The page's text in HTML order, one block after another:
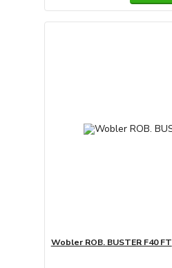
Wobler ROB. BUSTER F40 FT